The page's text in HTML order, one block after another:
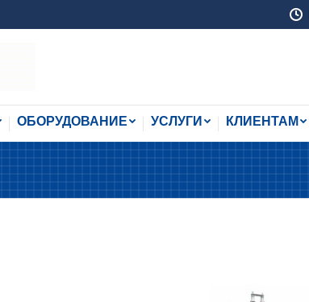
ОБОРУДОВАНИЕ УСЛУГИ КЛИЕНТАМ
КЛИЕНТАМ